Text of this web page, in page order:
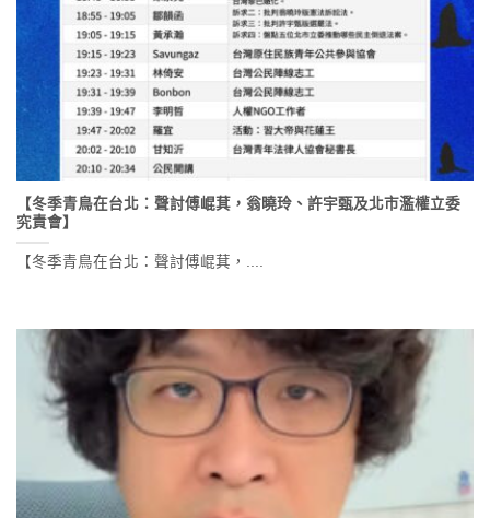
【冬季青鳥在台北：聲討傅崐萁，翁曉玲、許宇甄及北市濫權立委
究責會】
【冬季青鳥在台北：聲討傅崐萁，....